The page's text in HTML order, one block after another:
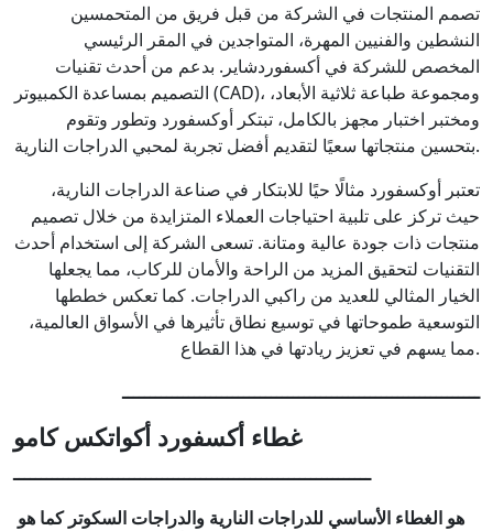
تصمم المنتجات في الشركة من قبل فريق من المتحمسين
النشطين والفنيين المهرة، المتواجدين في المقر الرئيسي
المخصص للشركة في أكسفوردشاير. بدعم من أحدث تقنيات
التصميم بمساعدة الكمبيوتر (CAD)، ومجموعة طباعة ثلاثية الأبعاد،
ومختبر اختبار مجهز بالكامل، تبتكر أوكسفورد وتطور وتقوم
بتحسين منتجاتها سعيًا لتقديم أفضل تجربة لمحبي الدراجات النارية.
تعتبر أوكسفورد مثالًا حيًا للابتكار في صناعة الدراجات النارية،
حيث تركز على تلبية احتياجات العملاء المتزايدة من خلال تصميم
منتجات ذات جودة عالية ومتانة. تسعى الشركة إلى استخدام أحدث
التقنيات لتحقيق المزيد من الراحة والأمان للركاب، مما يجعلها
الخيار المثالي للعديد من راكبي الدراجات. كما تعكس خططها
التوسعية طموحاتها في توسيع نطاق تأثيرها في الأسواق العالمية،
مما يسهم في تعزيز ريادتها في هذا القطاع.
ـــــــــــــــــــــــــــــــــــــــــــــــــــــــــــــــــ
غطاء أكسفورد أكواتكس كامو
ـــــــــــــــــــــــــــــــــــــــــــــــــــــــــــــــــ